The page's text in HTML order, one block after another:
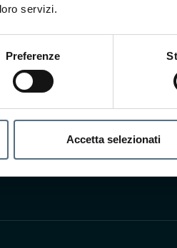
servizi.
Preferenze
Accetta selezionati
Selezionando
sensi dell'art. 13 del
Acconsento al
(opzionale)